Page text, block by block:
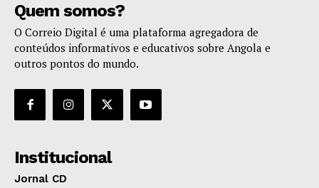
Quem somos?
O Correio Digital é uma plataforma agregadora de
conteúdos informativos e educativos sobre Angola e
outros pontos do mundo.
Institucional
Jornal CD